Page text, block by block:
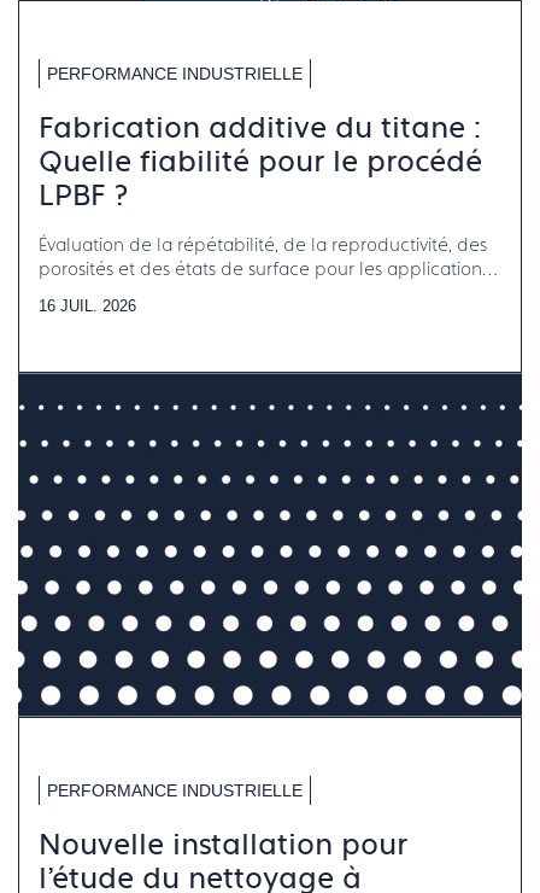
PERFORMANCE INDUSTRIELLE
Fabrication additive du titane :
Quelle fiabilité pour le procédé
LPBF ?
Évaluation de la répétabilité, de la reproductivité, des
porosités et des états de surface pour les applications
16 JUIL. 2026
PERFORMANCE INDUSTRIELLE
Nouvelle installation pour
l’étude du nettoyage à